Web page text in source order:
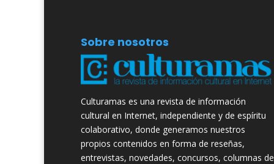
Sobre nosotros
Culturamas es una revista de información
cultural en Internet, independiente y de espíritu
colaborativo, donde generamos nuestros
propios contenidos en forma de reseñas,
entrevistas, novedades, concursos, columnas de